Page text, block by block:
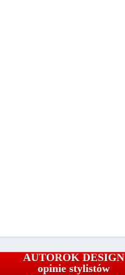
AUTOROK DESIGN
opinie stylistów